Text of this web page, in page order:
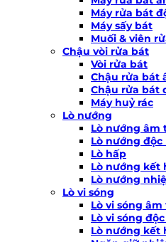
Máy rửa bát
Máy sấy bát
Muối & viên
Chậu vòi rửa bát
Vòi rửa bát
Chậu rửa bát
Chậu rửa bát
Máy huỷ rác
Lò nướng
Lò nướng âm
Lò nướng độc
Lò hấp
Lò nướng kết
Lò nướng
Lò vi sóng
Lò vi sóng âm
Lò vi sóng
Lò nướng kết